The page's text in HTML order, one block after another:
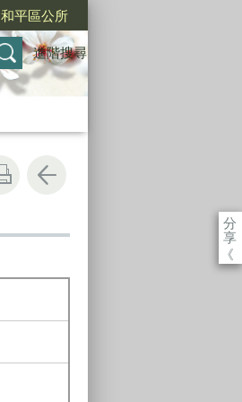
和平區公所
進階搜尋
分
享
《